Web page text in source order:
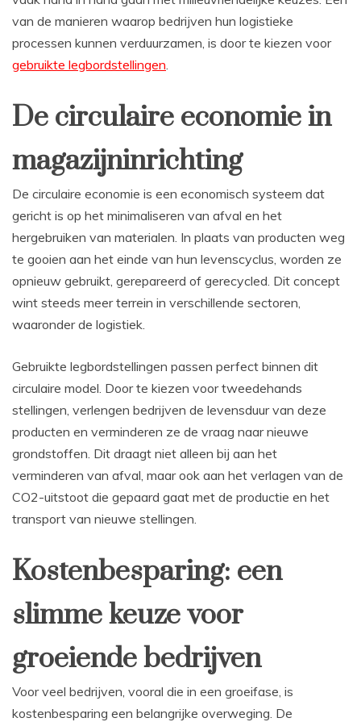
van de manieren waarop bedrijven hun logistieke
processen kunnen verduurzamen, is door te kiezen voor
gebruikte legbordstellingen
De circulaire economie in
magazijninrichting
De circulaire economie is een economisch systeem dat
gericht is op het minimaliseren van afval en het
hergebruiken van materialen. In plaats van producten weg
te gooien aan het einde van hun levenscyclus, worden ze
opnieuw gebruikt, gerepareerd of gerecycled. Dit concept
wint steeds meer terrein in verschillende sectoren,
waaronder de logistiek.
Gebruikte legbordstellingen passen perfect binnen dit
circulaire model. Door te kiezen voor tweedehands
stellingen, verlengen bedrijven de levensduur van deze
producten en verminderen ze de vraag naar nieuwe
grondstoffen. Dit draagt niet alleen bij aan het
verminderen van afval, maar ook aan het verlagen van de
CO2-uitstoot die gepaard gaat met de productie en het
transport van nieuwe stellingen.
Kostenbesparing: een
slimme keuze voor
groeiende bedrijven
Voor veel bedrijven, vooral die in een groeifase, is
kostenbesparing een belangrijke overweging. De